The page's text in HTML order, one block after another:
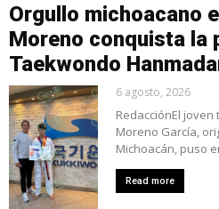
Orgullo michoacano
Moreno conquista la
Taekwondo
6 agosto, 2026
RedacciónEl
Moreno García,
Michoacán, puso
Read more